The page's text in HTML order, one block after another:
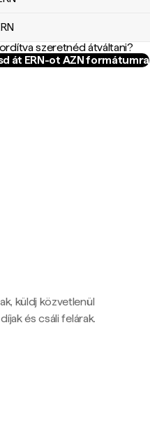
szeretnéd átváltani?
át ERN-ot AZN formátumra
küldj közvetlenül
és csáli felárak.